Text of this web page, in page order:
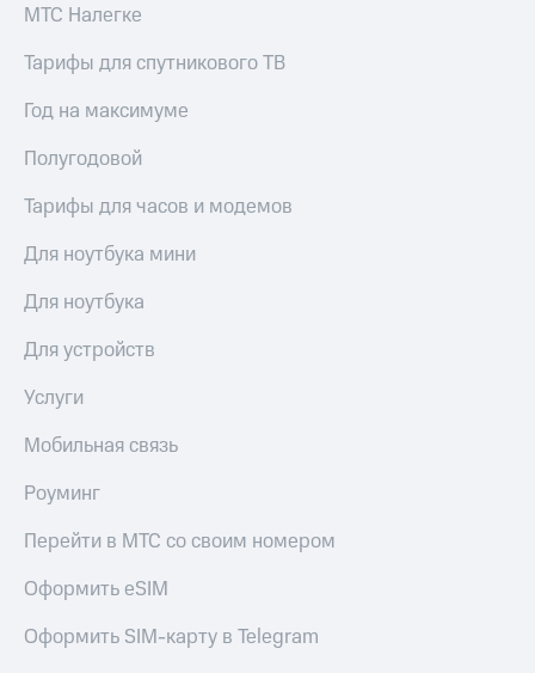
МТС Налегке
Тарифы для спутникового ТВ
Год на максимуме
Полугодовой
Тарифы для часов и модемов
Для ноутбука мини
Для ноутбука
Для устройств
Услуги
Мобильная связь
Роуминг
Перейти в МТС со своим номером
Оформить eSIM
Оформить SIM-карту в Telegram